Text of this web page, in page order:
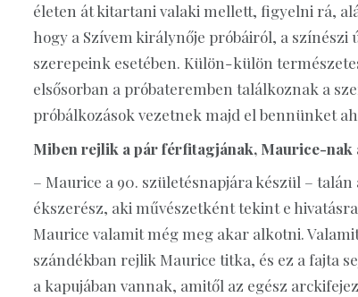
életen át kitartani valaki mellett, figyelni rá,
hogy a Szívem királynője próbáiról, a
szerepeink esetében. Külön-külön
elsősorban a próbateremben találkoznak a
próbálkozások vezetnek majd el bennünket
Miben rejlik a pár férfitagjának, Maurice-nak
– Maurice a 90. születésnapjára készül –
ékszerész, aki művészetként tekint e
Maurice valamit még meg akar alkotni.
szándékban rejlik Maurice titka, és ez a fajta
a kapujában vannak, amitől az egész